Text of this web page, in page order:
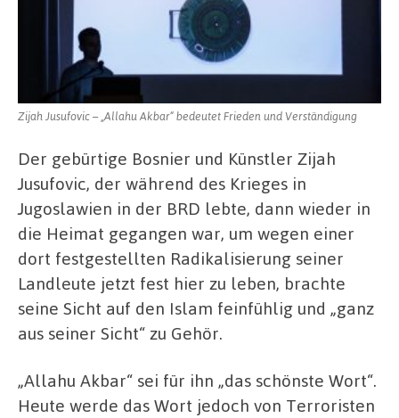
Zijah Jusufovic – „Allahu Akbar“ bedeutet Frieden und Verständigung
Der gebürtige Bosnier und Künstler Zijah
Jusufovic, der während des Krieges in
Jugoslawien in der BRD lebte, dann wieder in
die Heimat gegangen war, um wegen einer
dort festgestellten Radikalisierung seiner
Landleute jetzt fest hier zu leben, brachte
seine Sicht auf den Islam feinfühlig und „ganz
aus seiner Sicht“ zu Gehör.
„Allahu Akbar“ sei für ihn „das schönste Wort“.
Heute werde das Wort jedoch von Terroristen